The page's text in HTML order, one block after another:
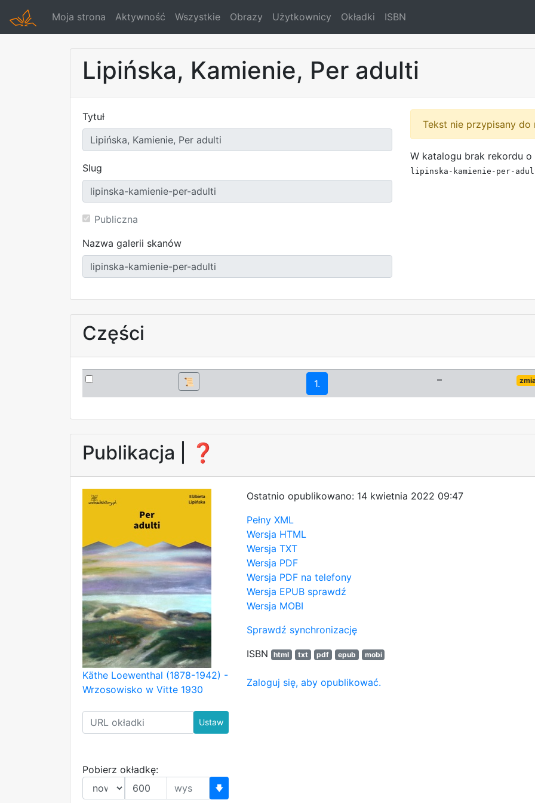
Moja strona Aktywność Wszystkie Obrazy Użytkownicy Okładki ISBN
Lipińska, Kamienie, Per adulti
Tytuł
Slug
Publiczna
Nazwa galerii skanów
Tekst nie przypisany
W katalogu brak rekordu o
lipinska-kamienie-per-
Części
📜 1. –
Publikacja | ❓
Käthe Loewenthal (1878-1942) -
Wrzosowisko w Vitte 1930
Ustaw
Pobierz okładkę:
🡇
Ostatnio opublikowano: 14 kwietnia 2022 09:47
Pełny XML
Wersja HTML
Wersja TXT
Wersja PDF
Wersja PDF na telefony
Wersja EPUB sprawdź
Wersja MOBI
Sprawdź synchronizację
ISBN
html txt pdf epub mobi
Zaloguj się, aby opublikować.